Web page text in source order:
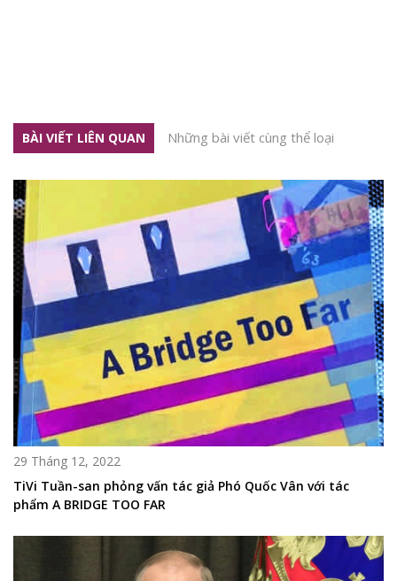
BÀI VIẾT LIÊN QUAN Những bài viết cùng thể loại
29 Tháng 12, 2022
TiVi Tuần-san phỏng vấn tác giả Phó Quốc Vân với tác
phẩm A BRIDGE TOO FAR